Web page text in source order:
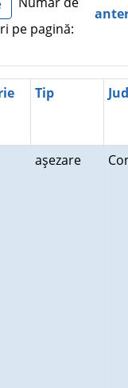
pe pagină:
Tip
aşezare